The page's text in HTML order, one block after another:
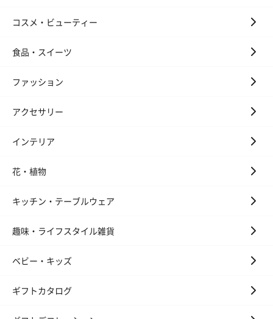
おつまみ・その他
いぶりがっことチーズ
のオイル漬（981円）
しょっつるナ
コスメ・ビューティー
食品・スイーツ
ファッション
アクセサリー
インテリア
花・植物
キッチン・テーブルウェア
趣味・ライフスタイル雑貨
ベビー・キッズ
ギフトカタログ